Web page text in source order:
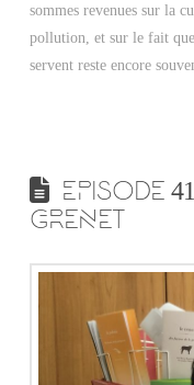
sommes revenues sur la
pollution, et sur le fait
servent reste encore
EPISODE
GRENET